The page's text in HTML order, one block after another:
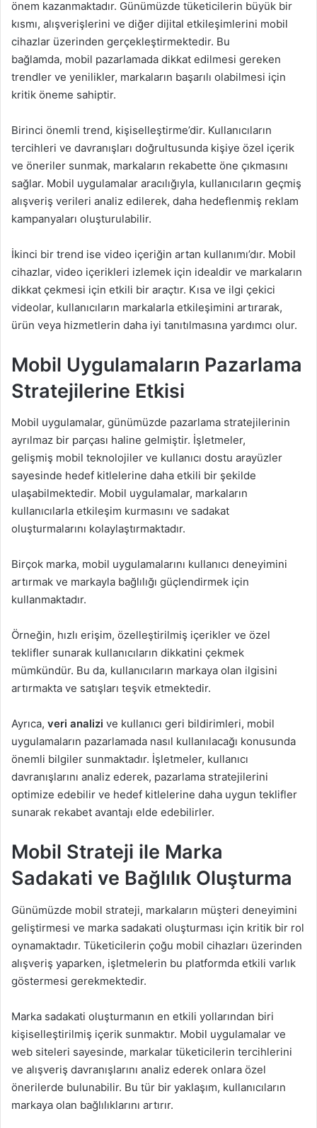
önem kazanmaktadır. Günümüzde tüketicilerin büyük bir
kısmı, alışverişlerini ve diğer dijital etkileşimlerini mobil
cihazlar üzerinden gerçekleştirmektedir. Bu
bağlamda, mobil pazarlamada dikkat edilmesi gereken
trendler ve yenilikler, markaların başarılı olabilmesi için
kritik öneme sahiptir.
Birinci önemli trend, kişiselleştirme’dir. Kullanıcıların
tercihleri ve davranışları doğrultusunda kişiye özel içerik
ve öneriler sunmak, markaların rekabette öne çıkmasını
sağlar. Mobil uygulamalar aracılığıyla, kullanıcıların geçmiş
alışveriş verileri analiz edilerek, daha hedeflenmiş reklam
kampanyaları oluşturulabilir.
İkinci bir trend ise video içeriğin artan kullanımı’dır. Mobil
cihazlar, video içerikleri izlemek için idealdir ve markaların
dikkat çekmesi için etkili bir araçtır. Kısa ve ilgi çekici
videolar, kullanıcıların markalarla etkileşimini artırarak,
ürün veya hizmetlerin daha iyi tanıtılmasına yardımcı olur.
Mobil Uygulamaların Pazarlama
Stratejilerine Etkisi
Mobil uygulamalar, günümüzde pazarlama stratejilerinin
ayrılmaz bir parçası haline gelmiştir. İşletmeler,
gelişmiş mobil teknolojiler ve kullanıcı dostu arayüzler
sayesinde hedef kitlelerine daha etkili bir şekilde
ulaşabilmektedir. Mobil uygulamalar, markaların
kullanıcılarla etkileşim kurmasını ve sadakat
oluşturmalarını kolaylaştırmaktadır.
Birçok marka, mobil uygulamalarını kullanıcı deneyimini
artırmak ve markayla bağlılığı güçlendirmek için
kullanmaktadır.
Örneğin, hızlı erişim, özelleştirilmiş içerikler ve özel
teklifler sunarak kullanıcıların dikkatini çekmek
mümkündür. Bu da, kullanıcıların markaya olan ilgisini
artırmakta ve satışları teşvik etmektedir.
Ayrıca, veri analizi ve kullanıcı geri bildirimleri, mobil
uygulamaların pazarlamada nasıl kullanılacağı konusunda
önemli bilgiler sunmaktadır. İşletmeler, kullanıcı
davranışlarını analiz ederek, pazarlama stratejilerini
optimize edebilir ve hedef kitlelerine daha uygun teklifler
sunarak rekabet avantajı elde edebilirler.
Mobil Strateji ile Marka
Sadakati ve Bağlılık Oluşturma
Günümüzde mobil strateji, markaların müşteri deneyimini
geliştirmesi ve marka sadakati oluşturması için kritik bir rol
oynamaktadır. Tüketicilerin çoğu mobil cihazları üzerinden
alışveriş yaparken, işletmelerin bu platformda etkili varlık
göstermesi gerekmektedir.
Marka sadakati oluşturmanın en etkili yollarından biri
kişiselleştirilmiş içerik sunmaktır. Mobil uygulamalar ve
web siteleri sayesinde, markalar tüketicilerin tercihlerini
ve alışveriş davranışlarını analiz ederek onlara özel
önerilerde bulunabilir. Bu tür bir yaklaşım, kullanıcıların
markaya olan bağlılıklarını artırır.